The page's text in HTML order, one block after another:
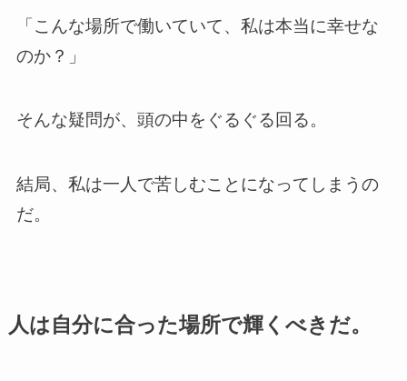
「こんな場所で働いていて、私は本当に幸せな
のか？」
そんな疑問が、頭の中をぐるぐる回る。
結局、私は一人で苦しむことになってしまうの
だ。
人は自分に合った場所で輝くべきだ。